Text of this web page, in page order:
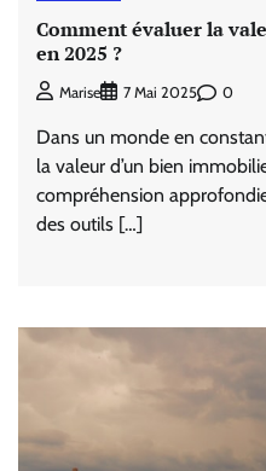
Comment évaluer la
en 2025 ?
Marise 7 Mai 2025 0
Dans un monde en
la valeur d’un bien
compréhension
des outils […]